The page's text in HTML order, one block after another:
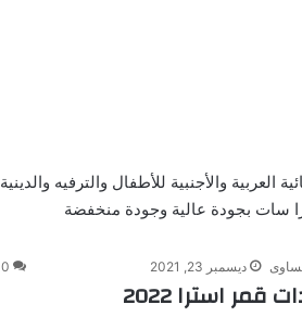
والأجنبية للأطفال والترفيه والدينية
سات بجودة عالية وجودة منخفضة
ديسمبر 23, 2021 0
قمر استرا 2022